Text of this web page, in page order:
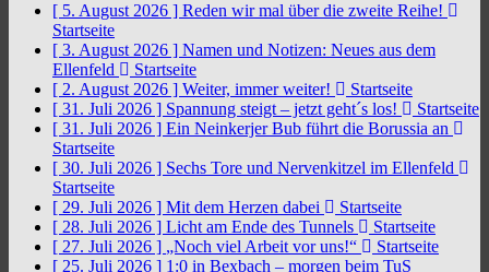
[ 5. August 2026 ] Reden wir mal über die zweite Reihe!
Startseite
[ 3. August 2026 ] Namen und Notizen: Neues aus dem
Ellenfeld
Startseite
[ 2. August 2026 ] Weiter, immer weiter!
Startseite
[ 31. Juli 2026 ] Spannung steigt – jetzt geht´s los!
Startseite
[ 31. Juli 2026 ] Ein Neinkerjer Bub führt die Borussia an
Startseite
[ 30. Juli 2026 ] Sechs Tore und Nervenkitzel im Ellenfeld
Startseite
[ 29. Juli 2026 ] Mit dem Herzen dabei
Startseite
[ 28. Juli 2026 ] Licht am Ende des Tunnels
Startseite
[ 27. Juli 2026 ] „Noch viel Arbeit vor uns!“
Startseite
[ 25. Juli 2026 ] 1:0 in Bexbach – morgen beim TuS